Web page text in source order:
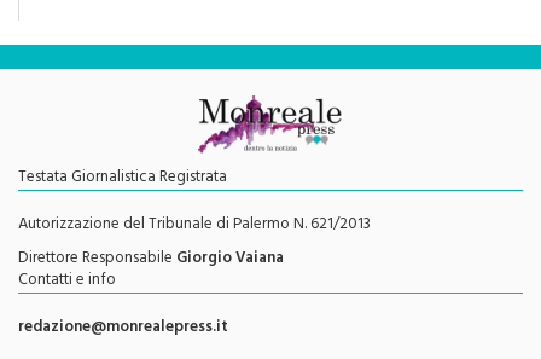
Testata Giornalistica Registrata
Autorizzazione del Tribunale di Palermo N. 621/2013
Direttore Responsabile Giorgio Vaiana
Contatti e info
redazione@monrealepress.it